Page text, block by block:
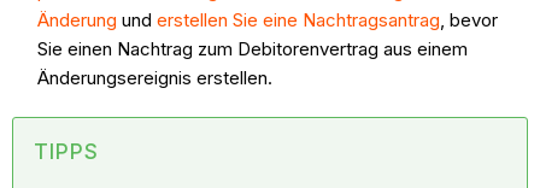
Änderung understellen Sie eine Nachtragsantrag, bevor
Sie einen Nachtrag zum Debitorenvertrag aus einem
Änderungsereignis erstellen.
TIPPS